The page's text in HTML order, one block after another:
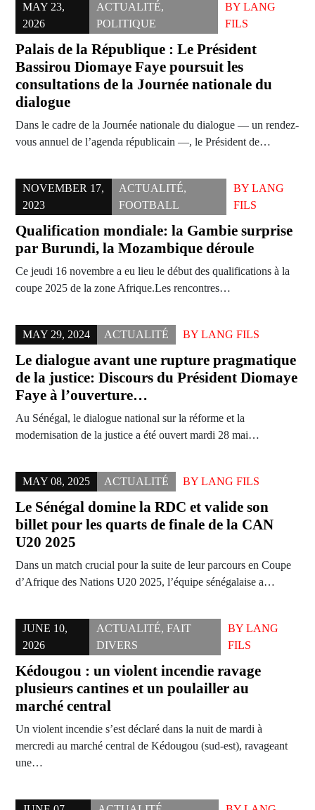
MAY 23,
2026
ACTUALITÉ,
POLITIQUE
BY LANG
FILS
Palais de la République : Le Président
Bassirou Diomaye Faye poursuit les
consultations de la Journée nationale du
dialogue
Dans le cadre de la Journée nationale du dialogue — un rendez-
vous annuel de l’agenda républicain —, le Président de…
NOVEMBER 17,
2023
ACTUALITÉ,
FOOTBALL
BYLANG
FILS
Qualification mondiale: la Gambie surprise
par Burundi, la Mozambique déroule
Ce jeudi 16 novembre a eu lieu le début des qualifications à la
coupe 2025 de la zone Afrique.Les rencontres…
MAY 29, 2024 ACTUALITÉ BY LANG FILS
Le dialogue avant une rupture pragmatique
de la justice: Discours du Président Diomaye
Faye à l’ouverture…
Au Sénégal, le dialogue national sur la réforme et la
modernisation de la justice a été ouvert mardi 28 mai…
MAY 08, 2025 ACTUALITÉ BY LANG FILS
Le Sénégal domine la RDC et valide son
billet pour les quarts de finale de la CAN
U20 2025
Dans un match crucial pour la suite de leur parcours en Coupe
d’Afrique des Nations U20 2025, l’équipe sénégalaise a…
JUNE 10,
2026
ACTUALITÉ, FAIT
DIVERS
BY LANG
FILS
Kédougou : un violent incendie ravage
plusieurs cantines et un poulailler au
marché central
Un violent incendie s’est déclaré dans la nuit de mardi à
mercredi au marché central de Kédougou (sud-est), ravageant
une…